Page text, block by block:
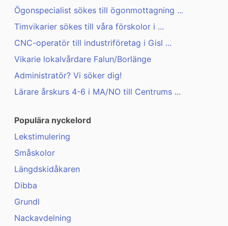
Ögonspecialist sökes till ögonmottagning ...
Timvikarier sökes till våra förskolor i ...
CNC-operatör till industriföretag i Gisl ...
Vikarie lokalvårdare Falun/Borlänge
Administratör? Vi söker dig!
Lärare årskurs 4-6 i MA/NO till Centrums ...
Populära nyckelord
Lekstimulering
Småskolor
Längdskidåkaren
Dibba
Grundl
Nackavdelning